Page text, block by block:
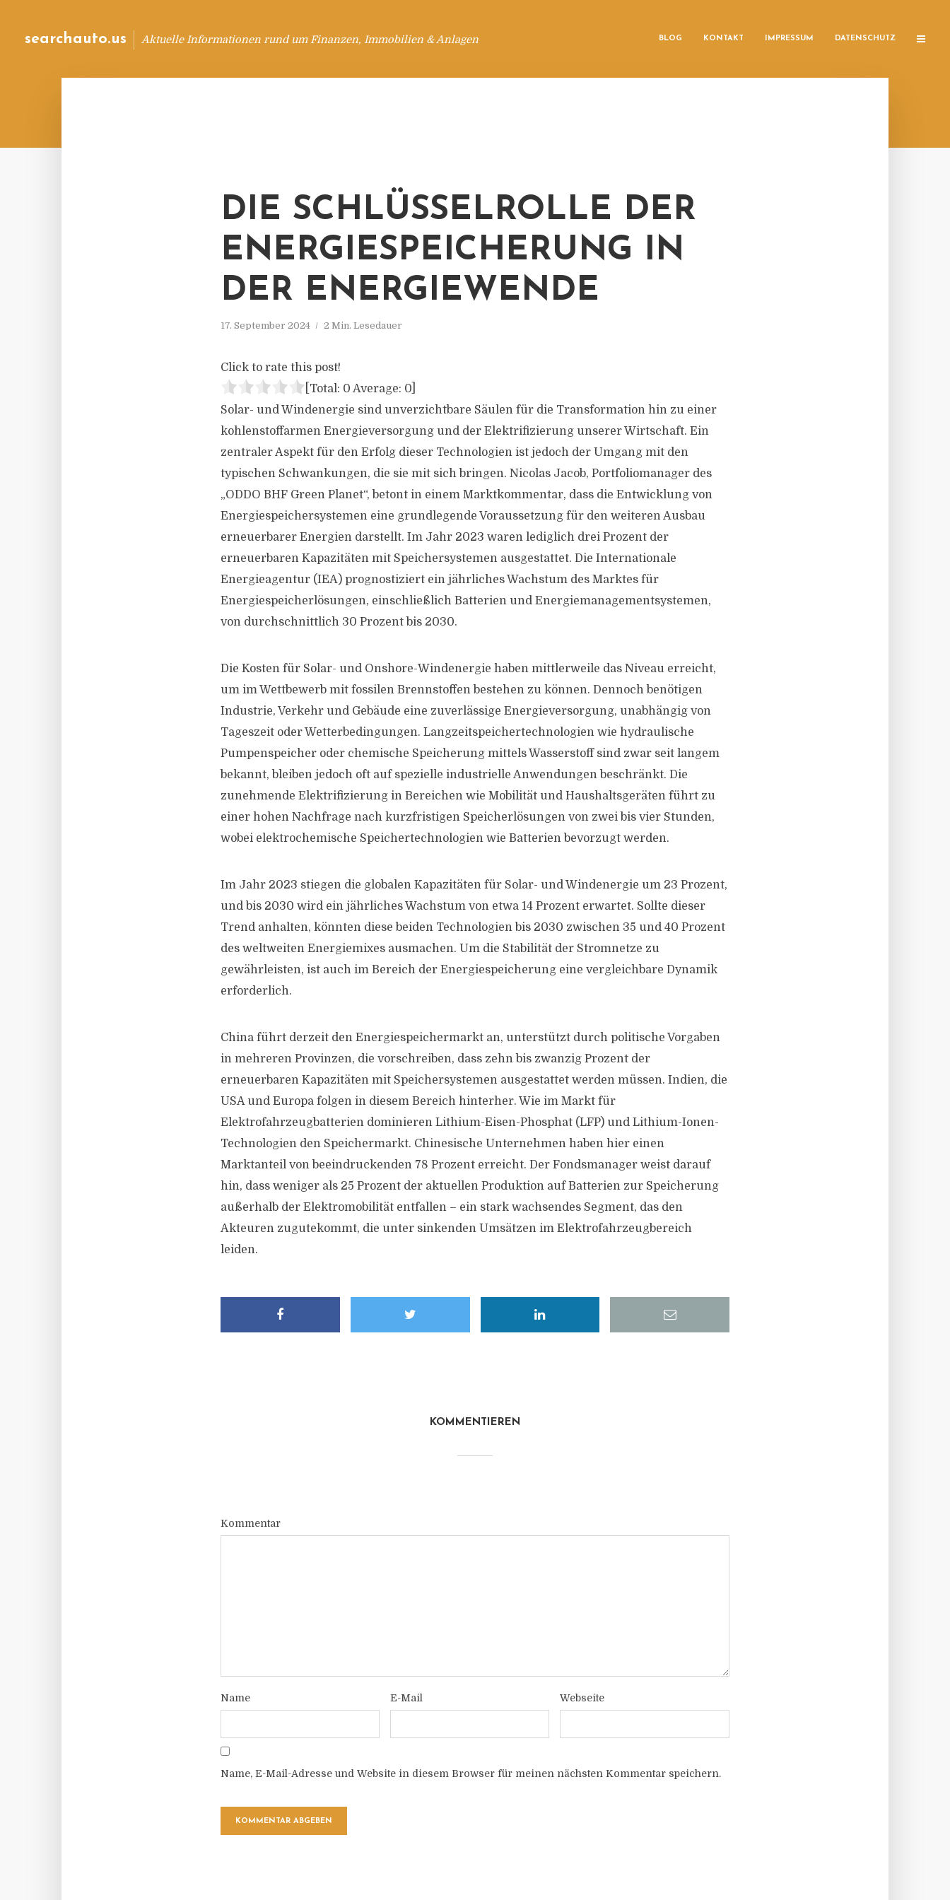
searchauto.us Aktuelle Informationen rund um Finanzen, Immobilien & Anlagen BLOG KONTAKT IMPRESSUM DATENSCHUTZ
DIE SCHLÜSSELROLLE DER
ENERGIESPEICHERUNG IN
DER ENERGIEWENDE
17. September 2024 2 Min. Lesedauer
Click to rate this post!
[Total: 0 Average: 0
Solar- und Windenergie sind unverzichtbare Säulen für die Transformation hin zu einer
kohlenstoffarmen Energieversorgung und der Elektrifizierung unserer Wirtschaft. Ein
zentraler Aspekt für den Erfolg dieser Technologien ist jedoch der Umgang mit den
typischen Schwankungen, die sie mit sich bringen. Nicolas Jacob, Portfoliomanager des
„ODDO BHF Green Planet“, betont in einem Marktkommentar, dass die Entwicklung von
Energiespeichersystemen eine grundlegende Voraussetzung für den weiteren Ausbau
erneuerbarer Energien darstellt. Im Jahr 2023 waren lediglich drei Prozent der
erneuerbaren Kapazitäten mit Speichersystemen ausgestattet. Die Internationale
Energieagentur (IEA) prognostiziert ein jährliches Wachstum des Marktes für
Energiespeicherlösungen, einschließlich Batterien und Energiemanagementsystemen,
von durchschnittlich 30 Prozent bis 2030.
Die Kosten für Solar- und Onshore-Windenergie haben mittlerweile das Niveau erreicht,
um im Wettbewerb mit fossilen Brennstoffen bestehen zu können. Dennoch benötigen
Industrie, Verkehr und Gebäude eine zuverlässige Energieversorgung, unabhängig von
Tageszeit oder Wetterbedingungen. Langzeitspeichertechnologien wie hydraulische
Pumpenspeicher oder chemische Speicherung mittels Wasserstoff sind zwar seit langem
bekannt, bleiben jedoch oft auf spezielle industrielle Anwendungen beschränkt. Die
zunehmende Elektrifizierung in Bereichen wie Mobilität und Haushaltsgeräten führt zu
einer hohen Nachfrage nach kurzfristigen Speicherlösungen von zwei bis vier Stunden,
wobei elektrochemische Speichertechnologien wie Batterien bevorzugt werden.
Im Jahr 2023 stiegen die globalen Kapazitäten für Solar- und Windenergie um 23 Prozent,
und bis 2030 wird ein jährliches Wachstum von etwa 14 Prozent erwartet. Sollte dieser
Trend anhalten, könnten diese beiden Technologien bis 2030 zwischen 35 und 40 Prozent
des weltweiten Energiemixes ausmachen. Um die Stabilität der Stromnetze zu
gewährleisten, ist auch im Bereich der Energiespeicherung eine vergleichbare Dynamik
erforderlich.
China führt derzeit den Energiespeichermarkt an, unterstützt durch politische Vorgaben
in mehreren Provinzen, die vorschreiben, dass zehn bis zwanzig Prozent der
erneuerbaren Kapazitäten mit Speichersystemen ausgestattet werden müssen. Indien, die
USA und Europa folgen in diesem Bereich hinterher. Wie im Markt für
Elektrofahrzeugbatterien dominieren Lithium-Eisen-Phosphat (LFP) und Lithium-Ionen-
Technologien den Speichermarkt. Chinesische Unternehmen haben hier einen
Marktanteil von beeindruckenden 78 Prozent erreicht. Der Fondsmanager weist darauf
hin, dass weniger als 25 Prozent der aktuellen Produktion auf Batterien zur Speicherung
außerhalb der Elektromobilität entfallen – ein stark wachsendes Segment, das den
Akteuren zugutekommt, die unter sinkenden Umsätzen im Elektrofahrzeugbereich
leiden.
KOMMENTIEREN
Kommentar
Name E-Mail Webseite
Name, E-Mail-Adresse und Website in diesem Browser für meinen nächsten Kommentar speichern.